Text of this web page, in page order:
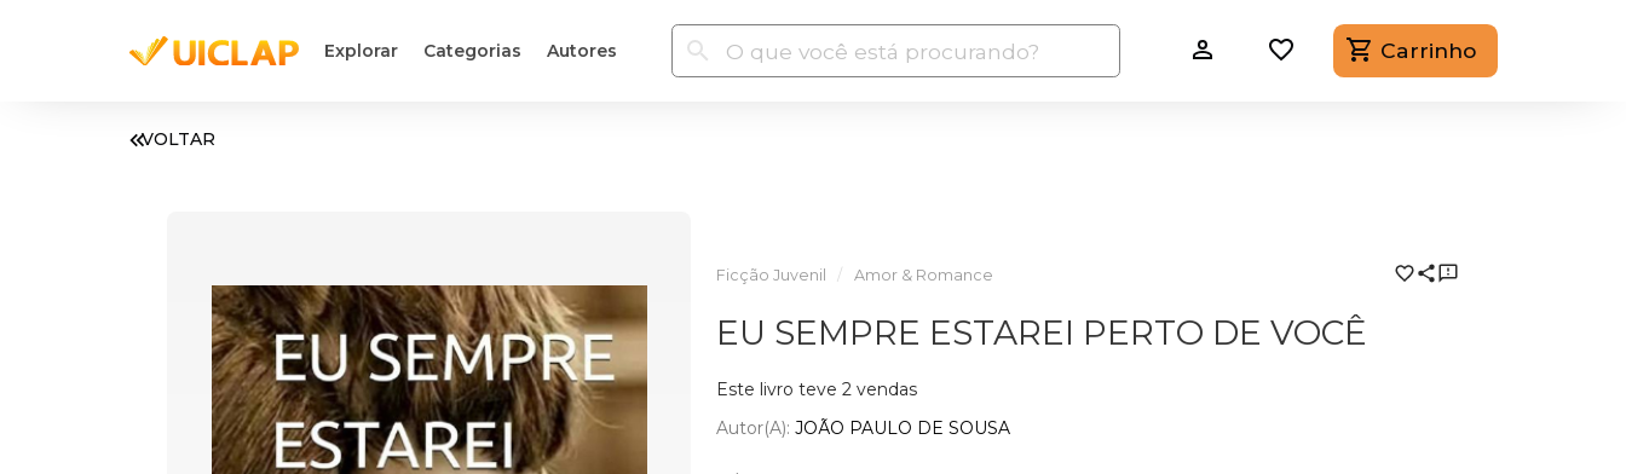
Explorar Categorias Autores Carrinho
VOLTAR
Ficção Juvenil Amor & Romance
EU SEMPRE ESTAREI PERTO DE VOCÊ
Este livro teve 2 vendas
Autor(a): JOÃO PAULO DE SOUSA